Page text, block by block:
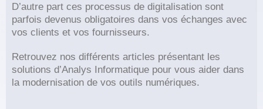
D’autre part ces processus de digitalisation sont
parfois devenus obligatoires dans vos échanges avec
vos clients et vos fournisseurs.
Retrouvez nos différents articles présentant les
solutions d’Analys Informatique pour vous aider dans
la modernisation de vos outils numériques.